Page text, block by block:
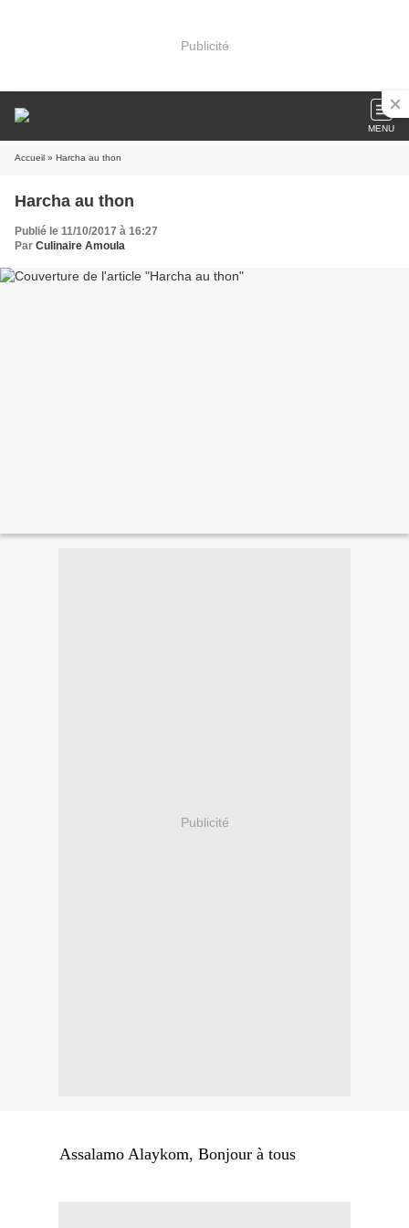
Publicité
MENU
Accueil » Harcha au thon
Harcha au thon
Publié le 11/10/2017 à 16:27
Par Culinaire Amoula
Publicité
Assalamo Alaykom, Bonjour à tous